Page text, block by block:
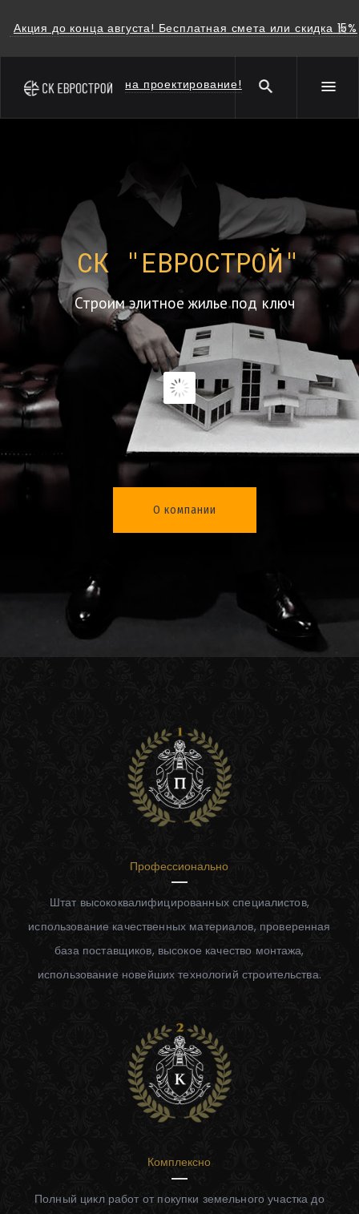
Акция до конца августа! Бесплатная смета или скидка 15%
на проектирование!
СК "ЕВРОСТРОЙ"
Строим элитное жилье под ключ
О компании
Профессионально
Штат высококвалифицированных специалистов,
использование качественных материалов, проверенная
база поставщиков, высокое качество монтажа,
использование новейших технологий строительства.
Комплексно
Полный цикл работ от покупки земельного участка до